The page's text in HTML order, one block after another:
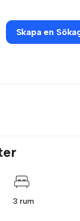
Skapa en
3 rum